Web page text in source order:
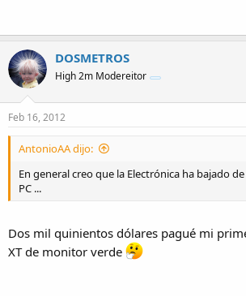
DOSMETROS
High 2m Modereitor
Feb 16, 2012
AntonioAA dijo:
En general creo que la Electrónica ha bajado
PC ...
Dos mil quinientos dólares pagué mi
XT de monitor verde